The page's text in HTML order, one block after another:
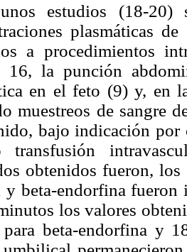
estudios (18-
plasmáticas
a procedimientos
16, la punción
en el feto (9) y, en
muestreos de sangre
bajo indicación por
obtenidos fueron,
y beta-endorfina
los valores
beta-endorfina y